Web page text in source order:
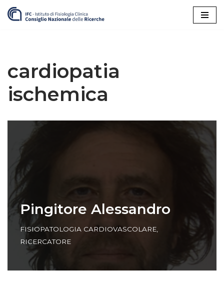
cardiopatia
ischemica
Pingitore Alessandro
FISIOPATOLOGIA CARDIOVASCOLARE,
RICERCATORE